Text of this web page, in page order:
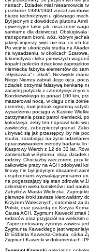
Zaprezentowany życiorys zawiera
Zygmunta Kaweckiego jest
Dr Elżbieta Kawecka-Cebula, córka
Zygmunt Kawecki w dokumentach